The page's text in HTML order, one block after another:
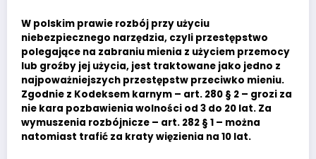
W polskim prawie rozbój przy użyciu
niebezpiecznego narzędzia, czyli przestępstwo
polegające na zabraniu mienia z użyciem przemocy
lub groźby jej użycia, jest traktowane jako jedno z
najpoważniejszych przestępstw przeciwko mieniu.
Zgodnie z Kodeksem karnym – art. 280 § 2 – grozi za
nie kara pozbawienia wolności od 3 do 20 lat. Za
wymuszenia rozbójnicze – art. 282 § 1 – można
natomiast trafić za kraty więzienia na 10 lat.